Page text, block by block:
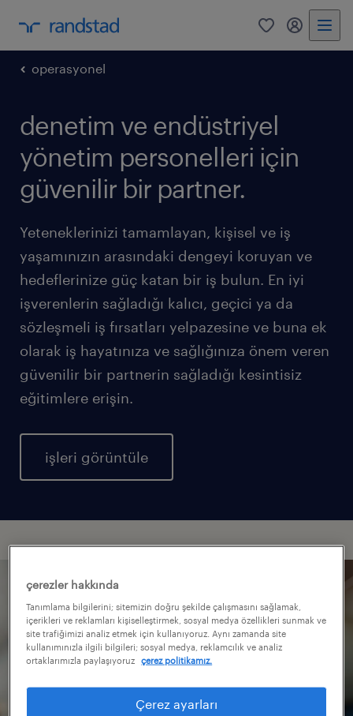
0 my
operasyonel
denetim ve endüstriyel
yönetim personelleri için
güvenilir bir partner.
Yeteneklerinizi tamamlayan, kişisel ve iş
yaşamınızın arasındaki dengeyi koruyan ve
hedeflerinize güç katan bir iş bulun. En iyi
işverenlerin sağladığı kalıcı, geçici ya da
sözleşmeli iş fırsatları yelpazesine ve buna ek
olarak iş hayatınıza ve sağlığınıza önem veren
güvenilir bir partnerin sağladığı kesintisiz
eğitimlere erişin.
işleri görüntüle
çerezler hakkında
Tanımlama bilgilerini; sitemizin doğru şekilde çalışmasını sağlamak,
içerikleri ve reklamları kişiselleştirmek, sosyal medya özellikleri sunmak ve
site trafiğimizi analiz etmek için kullanıyoruz. Aynı zamanda site
kullanımınızla ilgili bilgileri; sosyal medya, reklamcılık ve analiz
ortaklarımızla paylaşıyoruz
çerez politikamız.
Çerez ayarları